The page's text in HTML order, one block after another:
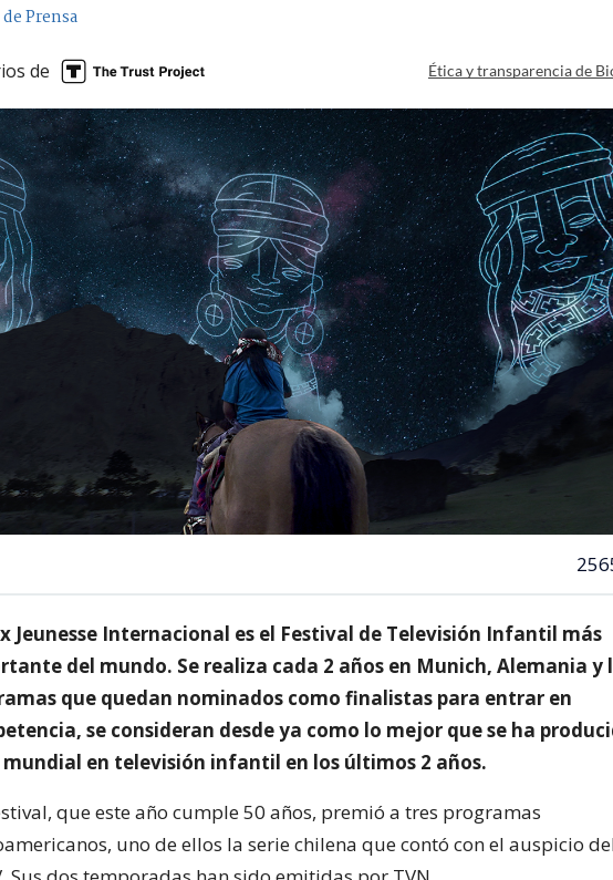
Prensa
de Ética y transparencia de
Jeunesse Internacional es el Festival de Televisión Infantil más
del mundo. Se realiza cada 2 años en Munich, Alemania y
que quedan nominados como finalistas para entrar en
se consideran desde ya como lo mejor que se ha
en televisión infantil en los últimos 2 años.
que este año cumple 50 años, premió a tres programas
uno de ellos la serie chilena que contó con el auspicio